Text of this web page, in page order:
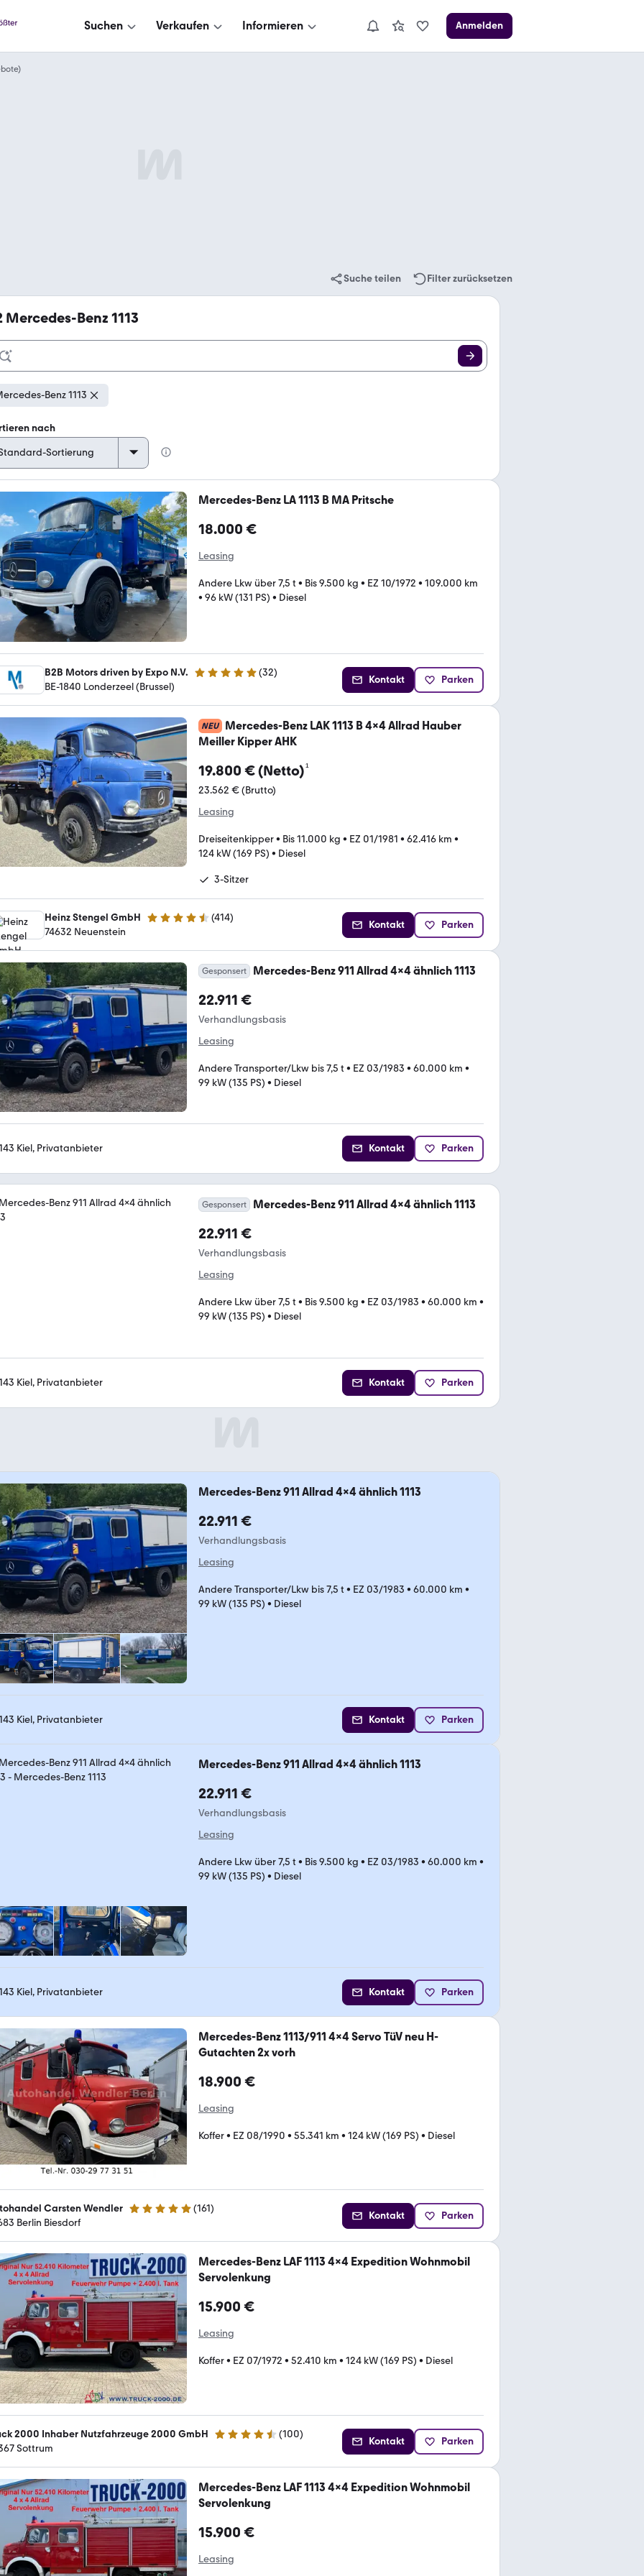
Suchen Verkaufen Informieren Anmelden
Suche teilen Filter zurücksetzen
Mercedes-Benz 1113
Benz 1113
nach
Mercedes-Benz LA 1113 B MA Pritsche
18.000 €
Leasing
Andere Lkw über 7,5 t • Bis 9.500 kg • EZ 10/1972 • 109.000 km
• 96 kW (131 PS) • Diesel
B2B Motors driven by Expo N.V. 5 Sterne (32)
BE-1840 Londerzeel (Brussel)
Kontakt Parken
NEU
Mercedes-Benz LAK 1113 B 4x4 Allrad Hauber
Meiller Kipper AHK
19.800 € (Netto)¹
23.562 € (Brutto)
Leasing
Dreiseitenkipper• Bis 11.000 kg • EZ 01/1981 • 62.416 km •
124 kW (169 PS) • Diesel
3-Sitzer
Heinz Stengel GmbH 4.7 Sterne (414)
74632 Neuenstein
Kontakt Parken
Gesponsert Mercedes-Benz 911 Allrad 4x4 ähnlich 1113
22.911 €
Verhandlungsbasis
Leasing
Andere Transporter/Lkw bis 7,5 t • EZ 03/1983 • 60.000 km •
99 kW (135 PS) • Diesel
Kiel, Privatanbieter Kontakt Parken
Gesponsert Mercedes-Benz 911 Allrad 4x4 ähnlich 1113
22.911 €
Verhandlungsbasis
Leasing
Andere Lkw über 7,5 t • Bis 9.500 kg • EZ 03/1983 • 60.000 km •
99 kW (135 PS) • Diesel
Kiel, Privatanbieter Kontakt Parken
Mercedes-Benz 911 Allrad 4x4 ähnlich 1113
22.911 €
Verhandlungsbasis
Leasing
Andere Transporter/Lkw bis 7,5 t • EZ 03/1983 • 60.000 km •
99 kW (135 PS) • Diesel
Kiel, Privatanbieter Kontakt Parken
Mercedes-Benz 911 Allrad 4x4 ähnlich 1113
22.911 €
Verhandlungsbasis
Leasing
Andere Lkw über 7,5 t • Bis 9.500 kg • EZ 03/1983 • 60.000 km •
99 kW (135 PS) • Diesel
Kiel, Privatanbieter Kontakt Parken
Mercedes-Benz 1113/911 4x4 Servo TüV neu H-
Gutachten 2x vorh
18.900 €
Leasing
Koffer• EZ 08/1990 • 55.341 km • 124 kW (169 PS) • Diesel
Carsten Wendler 4.8 Sterne (161)
Berlin Biesdorf
Kontakt Parken
Mercedes-Benz LAF 1113 4x4 Expedition Wohnmobil
Servolenkung
15.900 €
Leasing
Koffer• EZ 07/1972 • 52.410 km • 124 kW (169 PS) • Diesel
2000 Inhaber Nutzfahrzeuge 2000 GmbH 4.4 Sterne (100)
Sottrum
Kontakt Parken
Mercedes-Benz LAF 1113 4x4 Expedition Wohnmobil
Servolenkung
15.900 €
Leasing